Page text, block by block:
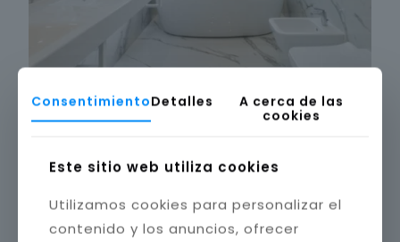
ConsentimientoDetalles
A cerca de las
cookies
Este sitio web utiliza cookies
Utilizamos cookies para personalizar el
contenido y los anuncios, ofrecer